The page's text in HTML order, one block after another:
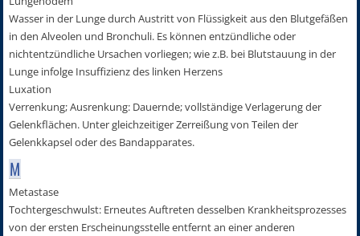
Wasser in der Lunge durch Austritt von Flüssigkeit aus den Blutgefäßen
in den Alveolen und Bronchuli. Es können entzündliche oder
nichtentzündliche Ursachen vorliegen; wie z.B. bei Blutstauung in der
Lunge infolge Insuffizienz des linken Herzens
Luxation
Verrenkung; Ausrenkung: Dauernde; vollständige Verlagerung der
Gelenkflächen. Unter gleichzeitiger Zerreißung von Teilen der
Gelenkkapsel oder des Bandapparates.
M
Metastase
Tochtergeschwulst: Erneutes Auftreten desselben Krankheitsprozesses
von der ersten Erscheinungsstelle entfernt an einer anderen